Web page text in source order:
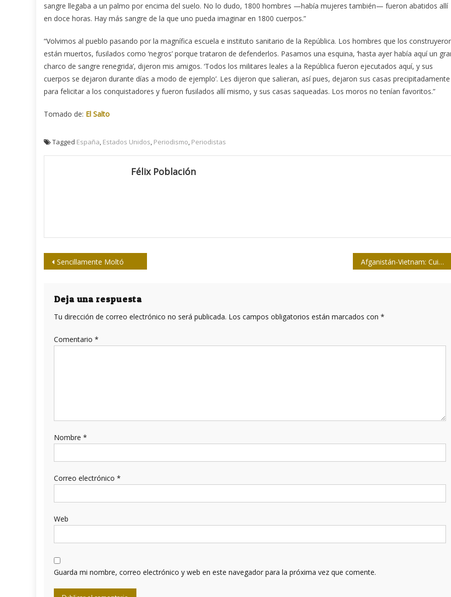
sangre llegaba a un palmo por encima del suelo. No lo dudo, 1800 hombres —había mujeres también— fueron abatidos allí
en doce horas. Hay más sangre de la que uno pueda imaginar en 1800 cuerpos.”
“Volvimos al pueblo pasando por la magnífica escuela e instituto sanitario de la República. Los hombres que los
están muertos, fusilados como ‘negros’ porque trataron de defenderlos. Pasamos una esquina, ‘hasta ayer había aquí un
charco de sangre renegrida’, dijeron mis amigos. ‘Todos los militares leales a la República fueron ejecutados aquí, y sus
cuerpos se dejaron durante días a modo de ejemplo’. Les dijeron que salieran, así pues, dejaron sus casas precipitadamente
para felicitar a los conquistadores y fueron fusilados allí mismo, y sus casas saqueadas. Los moros no tenían favoritos.”
Tomado de: El Salto
Tagged España, Estados Unidos, Periodismo, Periodistas
Félix Población
Navegación
entradas
Sencillamente Moltó Afganistán-Vietnam: Cuidado con los paralelismos
Deja una respuesta
Tu dirección de correo electrónico no será publicada. Los campos obligatorios están marcados con *
Comentario *
Nombre *
Correo electrónico *
Web
Guarda mi nombre, correo electrónico y web en este navegador para la próxima vez que comente.